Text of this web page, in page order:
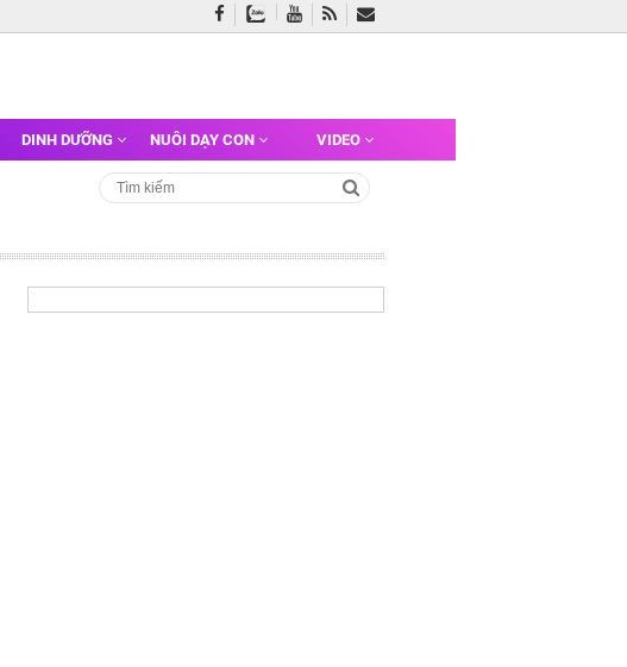
DINH DƯỠNG NUÔI DẠY CON VIDEO